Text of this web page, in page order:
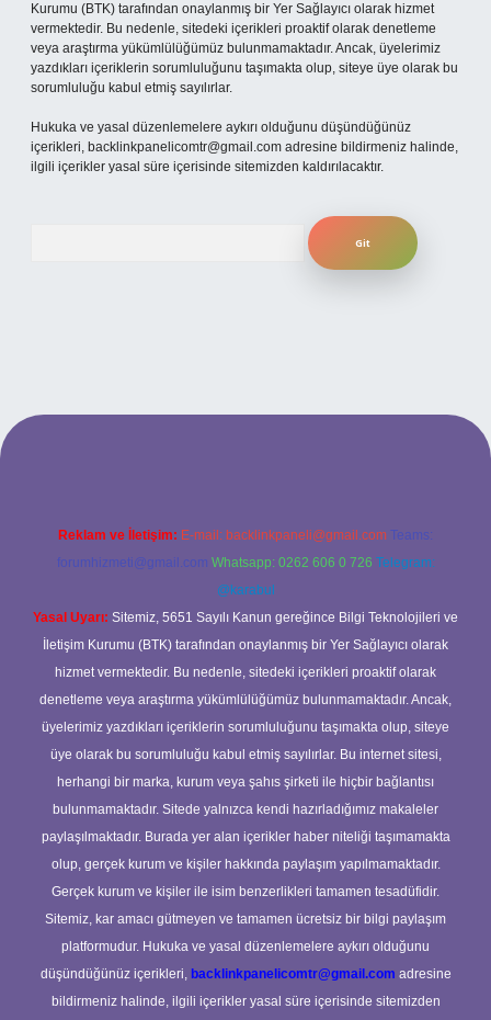
Kurumu (BTK) tarafından onaylanmış bir Yer Sağlayıcı olarak hizmet
vermektedir. Bu nedenle, sitedeki içerikleri proaktif olarak denetleme
veya araştırma yükümlülüğümüz bulunmamaktadır. Ancak, üyelerimiz
yazdıkları içeriklerin sorumluluğunu taşımakta olup, siteye üye olarak bu
sorumluluğu kabul etmiş sayılırlar.
Hukuka ve yasal düzenlemelere aykırı olduğunu düşündüğünüz
içerikleri, backlinkpanelicomtr@gmail.com adresine bildirmeniz halinde,
ilgili içerikler yasal süre içerisinde sitemizden kaldırılacaktır.
betexpergiris.casino
Reklam ve İletişim: E-mail: backlinkpaneli@gmail.com Teams:
forumhizmeti@gmail.com Whatsapp: 0262 606 0 726 Telegram:
@karabul
Yasal Uyarı: Sitemiz, 5651 Sayılı Kanun gereğince Bilgi Teknolojileri ve
İletişim Kurumu (BTK) tarafından onaylanmış bir Yer Sağlayıcı olarak
hizmet vermektedir. Bu nedenle, sitedeki içerikleri proaktif olarak
denetleme veya araştırma yükümlülüğümüz bulunmamaktadır. Ancak,
üyelerimiz yazdıkları içeriklerin sorumluluğunu taşımakta olup, siteye
üye olarak bu sorumluluğu kabul etmiş sayılırlar. Bu internet sitesi,
herhangi bir marka, kurum veya şahıs şirketi ile hiçbir bağlantısı
bulunmamaktadır. Sitede yalnızca kendi hazırladığımız makaleler
paylaşılmaktadır. Burada yer alan içerikler haber niteliği taşımamakta
olup, gerçek kurum ve kişiler hakkında paylaşım yapılmamaktadır.
Gerçek kurum ve kişiler ile isim benzerlikleri tamamen tesadüfidir.
Sitemiz, kar amacı gütmeyen ve tamamen ücretsiz bir bilgi paylaşım
platformudur. Hukuka ve yasal düzenlemelere aykırı olduğunu
düşündüğünüz içerikleri, backlinkpanelicomtr@gmail.com adresine
bildirmeniz halinde, ilgili içerikler yasal süre içerisinde sitemizden